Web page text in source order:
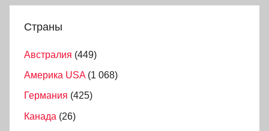
Страны
Австралия (449)
Америка USA(1 068)
Германия (425)
Канада (26)